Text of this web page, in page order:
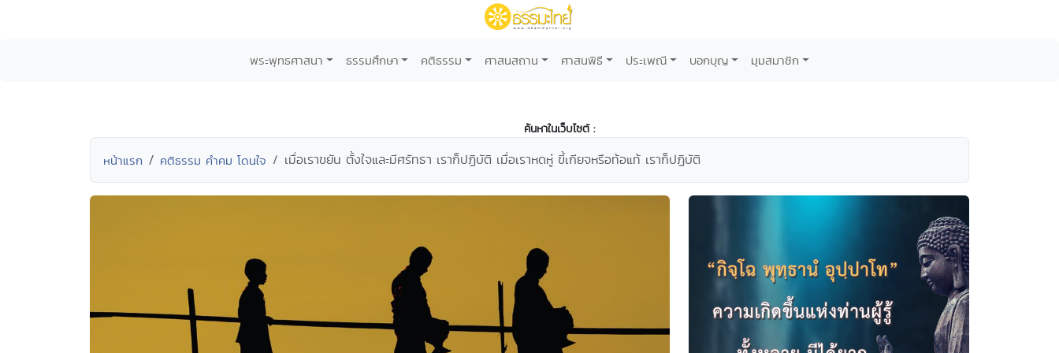
พระพุทธศาสนา ธรรมศึกษา คติธรรม ศาสนสถาน ศาสนพิธี ประเพณี บอกบุญ มุมสมาชิก
ค้นหาในเว็บไซต์ :
หน้าแรก คติธรรม คำคม โดนใจ เมื่อเราขยัน ตั้งใจและมีศรัทธา เราก็ปฏิบัติ เมื่อเราหดหู่ ขี้เกียจหรือท้อแท้ เราก็ปฏิบัติ